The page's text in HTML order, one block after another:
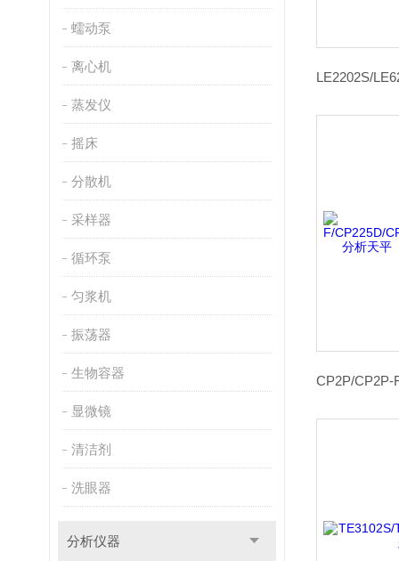
蠕动泵
离心机
蒸发仪
摇床
分散机
采样器
循环泵
匀浆机
振荡器
生物容器
显微镜
清洁剂
洗眼器
分析仪器